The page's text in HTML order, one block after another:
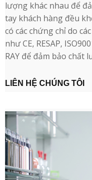
lượng khác nhau để
tay khách hàng đều
có các chứng chỉ do
như CE, RESAP,
RAY để đảm bảo chất
LIÊN HỆ CHÚNG TÔI